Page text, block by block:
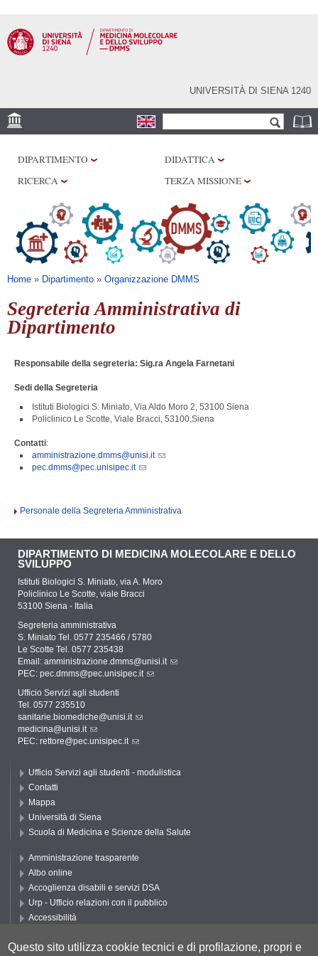
contenuto
principale
UNIVERSITÀ DI SIENA 1240
Form di ricerca
CENTRI DI RICERCA
LABORATORI
BIBLIOTECHE
SERVIZI
DIPARTIMENTO
DIDATTICA
RICERCA
TERZA MISSIONE
Tu sei qui
Home » Dipartimento » Organizzazione DMMS
Segreteria Amministrativa di
Dipartimento
Responsabile della segreteria: Sig.ra Angela Farnetani
Sedi della Segreteria
Istituti Biologici S: Miniato, Via Aldo Moro 2, 53100 Siena
Policlinico Le Scotte, Viale Bracci, 53100,Siena
Contatti:
amministrazione.dmms@unisi.it
pec.dmms@pec.unisipec.it
Personale della Segreteria Amministrativa
DIPARTIMENTO DI MEDICINA MOLECOLARE E DELLO
SVILUPPO
Istituti Biologici S. Miniato, via A. Moro
Policlinico Le Scotte, viale Bracci
53100 Siena - Italia
Segreteria amministrativa
S. Miniato Tel. 0577 235466 / 5780
Le Scotte Tel. 0577 235438
Email: amministrazione.dmms@unisi.it
PEC: pec.dmms@pec.unisipec.it
Ufficio Servizi agli studenti
Tel. 0577 235510
sanitarie.biomediche@unisi.it
medicina@unisi.it
PEC: rettore@pec.unisipec.it
Ufficio Servizi agli studenti - modulistica
Contatti
Mappa
Università di Siena
Scuola di Medicina e Scienze della Salute
Amministrazione trasparente
Albo online
Accoglienza disabili e servizi DSA
Urp - Ufficio relazioni con il pubblico
Accessibilità
Cookie settings
Questo sito utilizza cookie tecnici e di profilazione, propri e